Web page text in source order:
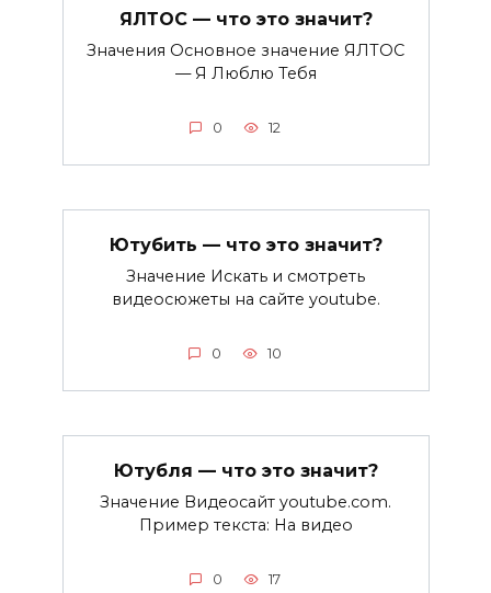
ЯЛТОС — что это значит?
Значения Основное значение ЯЛТОС
— Я Люблю Тебя
0 12
Ютубить — что это значит?
Значение Искать и смотреть
видеосюжеты на сайте youtube.
0 10
Ютубля — что это значит?
Значение Видеосайт youtube.com.
Пример текста: На видео
0 17